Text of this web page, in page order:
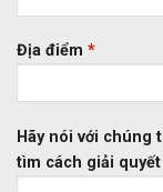
Địa điểm *
Hãy nói với chúng
tìm cách giải quyết